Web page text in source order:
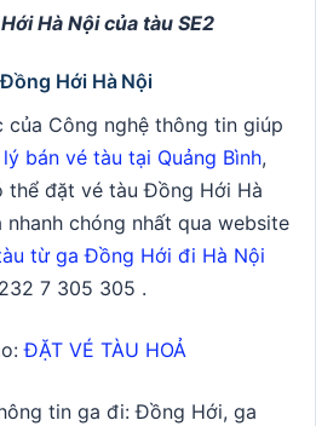
Hà Nội của tàu SE2
Hới Hà Nội
Công nghệ thông tin giúp
bán vé tàu tại Quảng Bình,
thể đặt vé tàu Đồng Hới Hà
chóng nhất qua website
từ ga Đồng Hới đi Hà Nội
7 305 305 .
ĐẶT VÉ TÀU HOẢ
tin ga đi: Đồng Hới, ga